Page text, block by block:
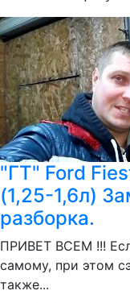
"ГТ" Ford
(1,25-1,6л)
разборка.
ПРИВЕТ ВСЕМ !!!
самому, при этом
также...